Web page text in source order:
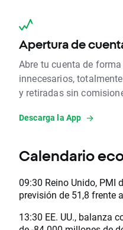
Apertura de
Abre tu cuenta de
innecesarios,
y retiradas sin
Descarga la App
Calendario
09:30 Reino Unido, PMI
previsión de 51,8 frente
13:30 EE. UU., balanza